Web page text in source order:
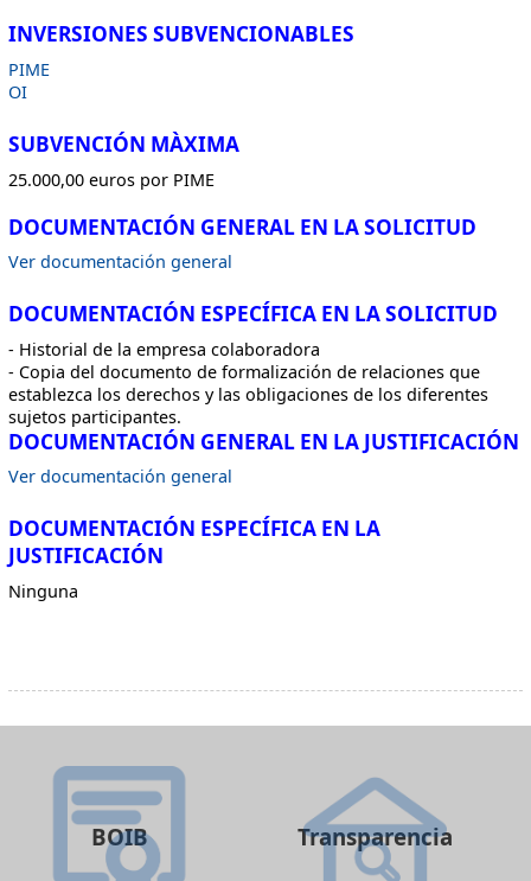
INVERSIONES SUBVENCIONABLES
PIME
OI
SUBVENCIÓN MÀXIMA
25.000,00 euros por PIME
DOCUMENTACIÓN GENERAL EN LA SOLICITUD
Ver documentación general
DOCUMENTACIÓN ESPECÍFICA EN LA SOLICITUD
- Historial de la empresa colaboradora
- Copia del documento de formalización de relaciones que
establezca los derechos y las obligaciones de los diferentes
sujetos participantes.
DOCUMENTACIÓN GENERAL EN LA JUSTIFICACIÓN
Ver documentación general
DOCUMENTACIÓN ESPECÍFICA EN LA
JUSTIFICACIÓN
Ninguna
BOIB Transparencia